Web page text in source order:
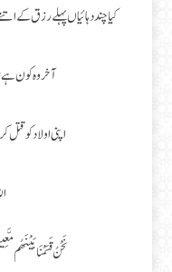
کیا چند دہائیاں پہلے رزق کے
آخر وہ کون ہے
اپنی اولاد کو
نَحْنُ قَسَمْنَا بَيْنَهُم